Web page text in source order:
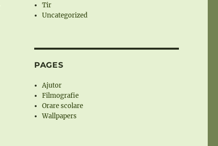
Tir
Uncategorized
PAGES
Ajutor
Filmografie
Orare scolare
Wallpapers